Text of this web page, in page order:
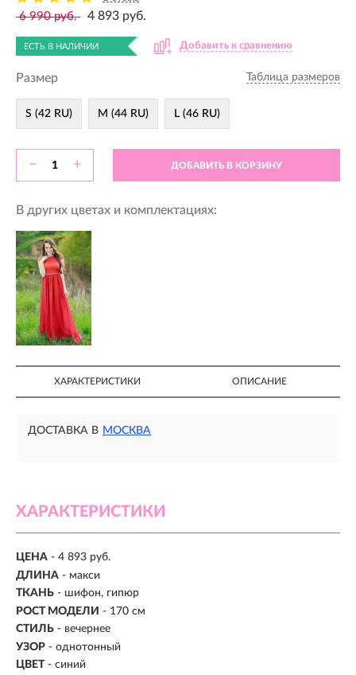
6 990 руб. 4 893 руб.
ЕСТЬ В НАЛИЧИИ Добавить к сравнению
Размер Таблица размеров
S (42 RU) M (44 RU) L (46 RU)
− + ДОБАВИТЬ В КОРЗИНУ
В других цветах и комплектациях:
ХАРАКТЕРИСТИКИ ОПИСАНИЕ
ДОСТАВКА В МОСКВА
ХАРАКТЕРИСТИКИ
ЦЕНА - 4 893 руб.
ДЛИНА - макси
ТКАНЬ - шифон, гипюр
РОСТ МОДЕЛИ - 170 см
СТИЛЬ - вечернее
УЗОР - однотонный
ЦВЕТ - синий